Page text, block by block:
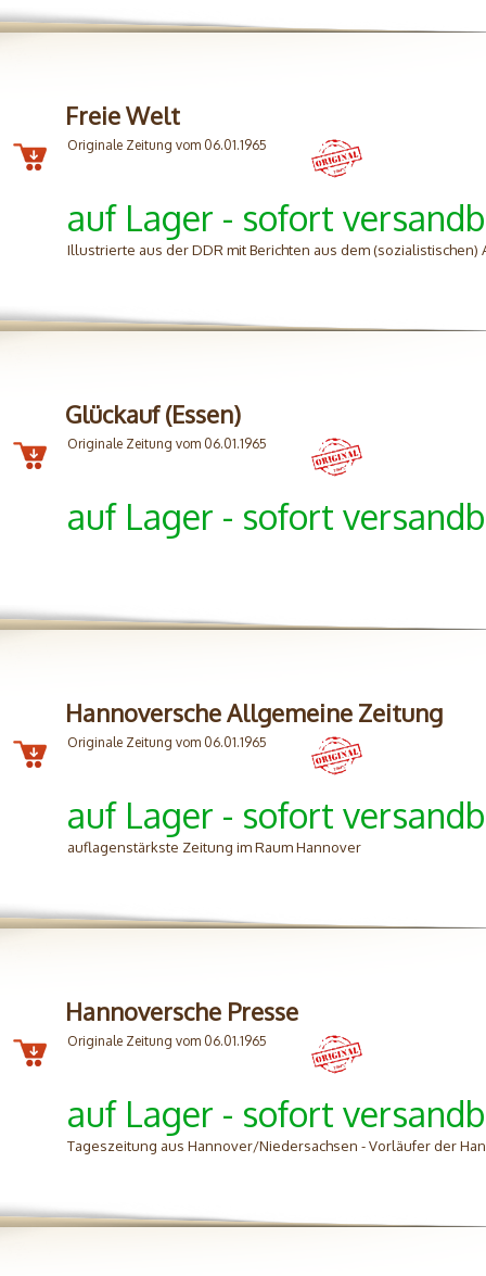
Freie Welt
Originale Zeitung vom 06.01.1965
auf Lager - sofort
Illustrierte aus der DDR mit Berichten aus dem
Glückauf (Essen)
Originale Zeitung vom 06.01.1965
auf Lager - sofort
Hannoversche Allgemeine Zeitung
Originale Zeitung vom 06.01.1965
auf Lager - sofort
auflagenstärkste Zeitung im Raum Hannover
Hannoversche Presse
Originale Zeitung vom 06.01.1965
auf Lager - sofort
Tageszeitung aus Hannover/Niedersachsen - Vorläufer der